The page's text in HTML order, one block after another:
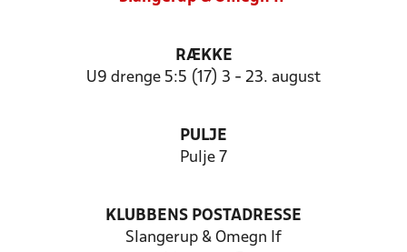
RÆKKE
U9 drenge 5:5 (17) 3 - 23. august
PULJE
Pulje 7
KLUBBENS POSTADRESSE
Slangerup & Omegn If